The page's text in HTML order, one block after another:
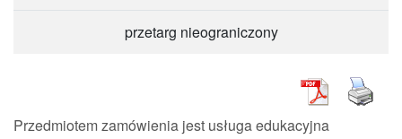
przetarg nieograniczony
Przedmiotem zamówienia jest usługa edukacyjna